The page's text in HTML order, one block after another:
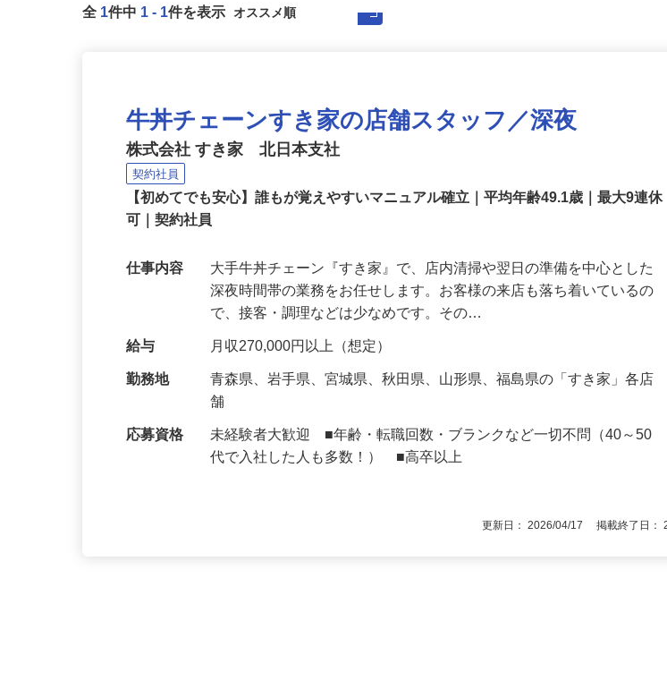
牛丼チェーンすき家の店舗スタッフ／深夜
株式会社 すき家 北日本支社
契約社員
【初めてでも安心】誰もが覚えやすいマニュアル確立｜平均年齢49.1歳｜最大9連休
大手牛丼チェーン『すき家』で、店内清掃や翌日の準備を中心とした
深夜時間帯の業務をお任せします。お客様の来店も落ち着いているの
で、接客・調理などは少なめです。その…
給与 月収270,000円以上（想定）
青森県、岩手県、宮城県、秋田県、山形県、福島県の「すき家」各店
舗
未経験者大歓迎 ■年齢・転職回数・ブランクなど一切不問（40～50